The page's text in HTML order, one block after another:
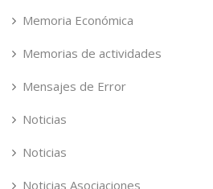
Memoria Económica
Memorias de actividades
Mensajes de Error
Noticias
Noticias
Noticias Asociaciones